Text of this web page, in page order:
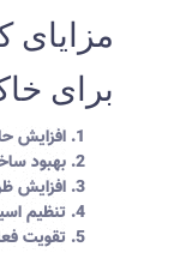
برای
افزایش
بهبود
افزایش
تنظیم
تقویت